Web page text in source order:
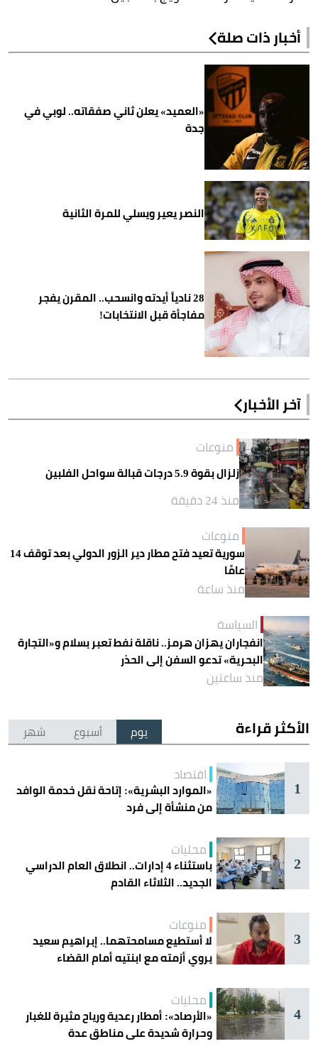
أخبار ذات صلة
«العميد» يعلن ثاني صفقاته.. لوبي في
جدة
النصر يعير ويسلي للمرة الثانية
28 نادياً أيدته وانسحب.. المقرن يفجر
مفاجأة قبل الانتخابات!
آخر الأخبار
منوعات
زلزال بقوة 5.9 درجات قبالة سواحل الفلبين
منذ 24 دقيقة
منوعات
سورية تعيد فتح مطار دير الزور الدولي بعد توقف 14
عامًا
منذ ساعة
السياسة
انفجاران يهزان هرمز.. ناقلة نفط تعبر بسلام و«التجارة
البحرية» تدعو السفن إلى الحذر
منذ ساعتين
الأكثر قراءة يوم أسبوع شهر
1
اقتصاد
«الموارد البشرية»: إتاحة نقل خدمة الوافد
من منشأة إلى فرد
2
محليات
باستثناء 4 إدارات.. انطلاق العام الدراسي
الجديد.. الثلاثاء القادم
3
منوعات
لا أستطيع مسامحتهما.. إبراهيم سعيد
يروي أزمته مع ابنتيه أمام القضاء
4
محليات
«الأرصاد»: أمطار رعدية ورياح مثيرة للغبار
وحرارة شديدة على مناطق عدة